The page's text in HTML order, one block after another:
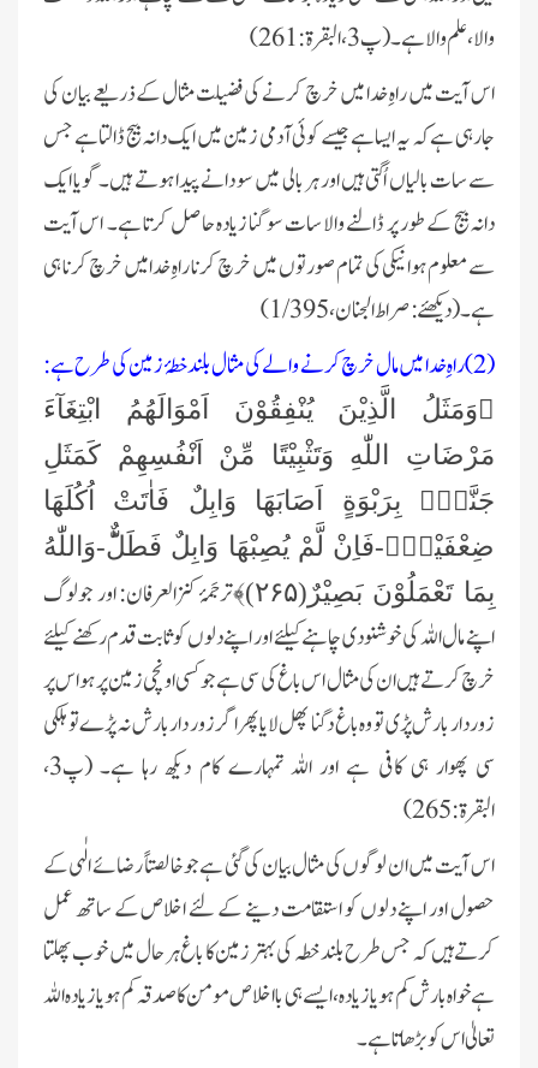
والا، علم والا ‏ہے۔(پ3، البقرۃ: 261)‏
اس آیت میں راہِ خدا میں خرچ کرنے کی فضیلت مثال کے ذریعے بیان کی
جارہی ہے کہ یہ ایسا ہے جیسے کوئی آدمی زمین میں ‏ایک دانہ بیج ڈالتا ہے جس
سے سات ‏بالیاں اُگتی ہیں اور ہر بالی میں سو دانے پیدا ہوتے ہیں۔ گویا ایک
دانہ بیج کے طور پر ڈالنے والا ‏سات سو گنا زیادہ حاصل ‏کرتا ہے۔ ‏ اس آیت
سے معلوم ہوا نیکی کی تمام صورتوں میں خرچ کرنا ‏راہِ خدا میں خرچ کرنا ہی
‏ہے۔(دیکھئے:صراط الجنان،1/395)‏
(2)راہِ خدا میں مال خرچ کرنے والے کی مثال بلند خطۂ زمین کی طرح ہے:
﴿وَمَثَلُ الَّذِیْنَ یُنْفِقُوْنَ اَمْوَالَهُمُ ابْتِغَآءَ
مَرْضَاتِ اللّٰهِ ‏وَتَثْبِیْتًا مِّنْ اَنْفُسِهِمْ كَمَثَلِ
جَنَّةٍۭ بِرَبْوَةٍ اَصَابَهَا وَابِلٌ فَاٰتَتْ اُكُلَهَا
ضِعْفَیْنِۚ-فَاِنْ لَّمْ یُصِبْهَا وَابِلٌ فَطَلٌّؕ-وَاللّٰهُ
بِمَا تَعْمَلُوْنَ ‏بَصِیْرٌ(۲۶۵)﴾
ترجَمۂ کنزالعرفان: اور جولوگ
اپنے مال اللہ کی خوشنودی چاہنے کیلئے اور اپنے دلوں کو ثابت قدم رکھنے کیلئے
خرچ کرتے ‏ہیں ان کی مثال اس باغ کی سی ہے جو کسی اونچی زمین پر ہواس پر
زوردار بارش پڑی تو وہ باغ دگنا پھل لایا پھر اگر زور دار بارش نہ ‏پڑے تو ہلکی
سی پھوار ہی کافی ہے اور اللہ تمہارے کام دیکھ رہا ہے۔ (پ3،
البقرۃ:265)‏
‏ اس آیت میں ان لوگوں کی مثال بیان کی گئی ہےجو خالصتاً رضائے الٰہی کے
حصول اور اپنے دلوں کو استقامت دینے کے لئے ‏‏اخلاص کے ساتھ عمل
کرتے ہیں کہ جس طرح بلند خطہ کی بہتر زمین کا باغ ہر حا ل میں خوب پھلتا
ہے خواہ بارش کم ہو ‏یا زیادہ، ایسے ‏ہی بااخلاص مومن کا صدقہ کم ہو یا زیادہ اللہ
تعالیٰ اس کو بڑھاتا ہے۔